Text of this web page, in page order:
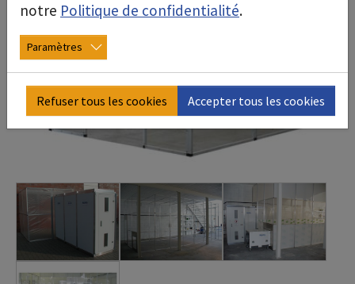
notre Politique de confidentialité.
Paramètres
Refuser tous les cookies Accepter tous les cookies